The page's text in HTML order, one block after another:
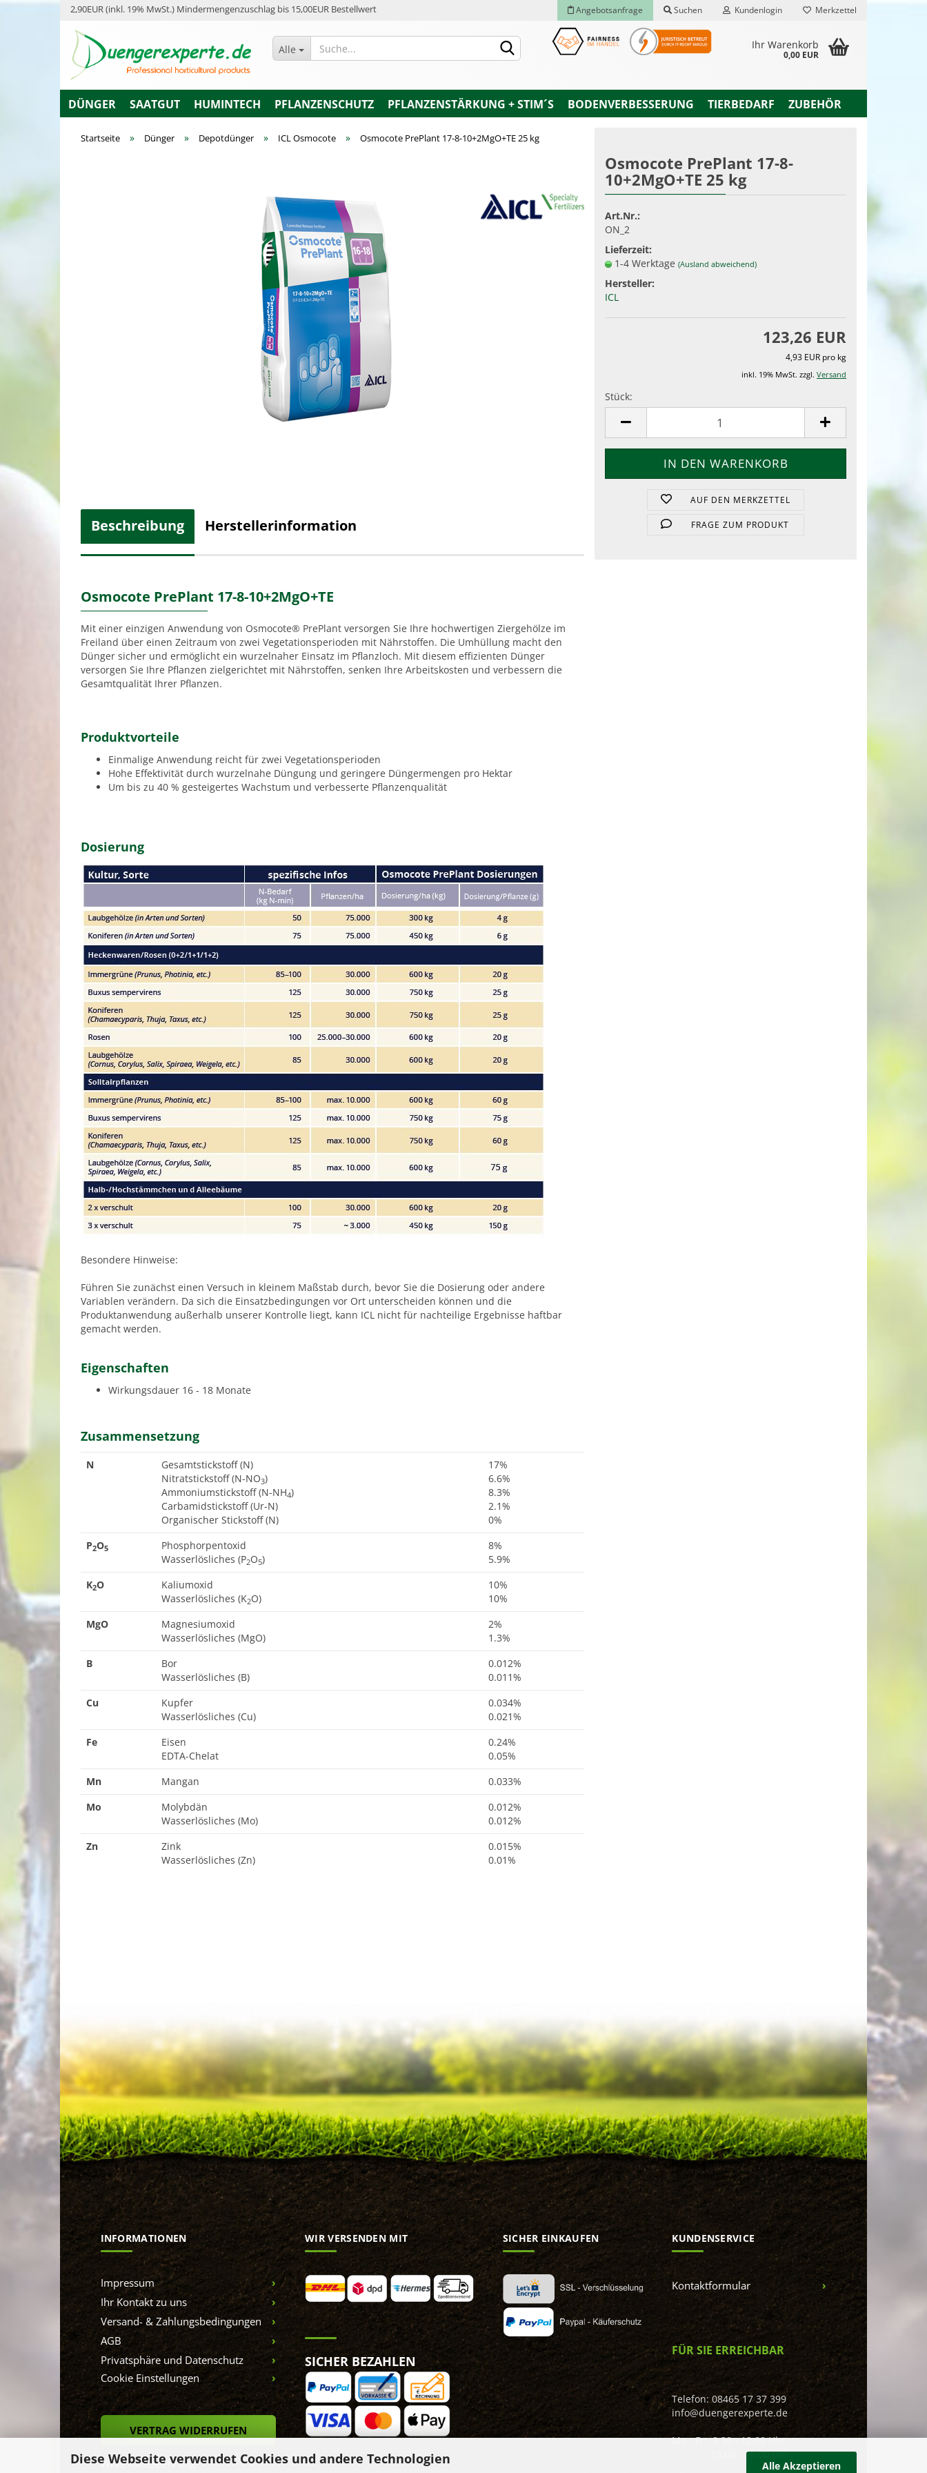
Diese Webseite verwendet Cookies und andere Technologien Alle Akzeptieren
2,90EUR (inkl. 19% MwSt.) Mindermengenzuschlag bis 15,00EUR Bestellwert Angebotsanfrage Suchen Kundenlogin
Konto erstellen
Passwort vergessen?
Merkzettel
Alle Ihr Warenkorb
0,00 EUR
DÜNGER SAATGUT HUMINTECH PFLANZENSCHUTZ PFLANZENSTÄRKUNG + STIM´S BODENVERBESSERUNG TIERBEDARF ZUBEHÖR
Startseite » Dünger » Depotdünger » ICL Osmocote » Osmocote PrePlant 17-8-10+2MgO+TE 25 kg
Osmocote PrePlant 17-8-
10+2MgO+TE 25 kg
Art.Nr.:
ON_2
Lieferzeit:
1-4 Werktage (Ausland abweichend)
Hersteller:
ICL
123,26 EUR
4,93 EUR pro kg
inkl. 19% MwSt. zzgl. Versand
Stück:
Stück
AUF DEN MERKZETTEL
FRAGE ZUM PRODUKT
Beschreibung Herstellerinformation
Osmocote PrePlant 17-8-10+2MgO+TE
Mit einer einzigen Anwendung von Osmocote® PrePlant versorgen Sie Ihre hochwertigen Ziergehölze im
Freiland über einen Zeitraum von zwei Vegetationsperioden mit Nährstoffen. Die Umhüllung macht den
Dünger sicher und ermöglicht ein wurzelnaher Einsatz im Pflanzloch. Mit diesem effizienten Dünger
versorgen Sie Ihre Pflanzen zielgerichtet mit Nährstoffen, senken Ihre Arbeitskosten und verbessern die
Gesamtqualität Ihrer Pflanzen.
Produktvorteile
Einmalige Anwendung reicht für zwei Vegetationsperioden
Hohe Effektivität durch wurzelnahe Düngung und geringere Düngermengen pro Hektar
Um bis zu 40 % gesteigertes Wachstum und verbesserte Pflanzenqualität
Dosierung
Besondere Hinweise:
Führen Sie zunächst einen Versuch in kleinem Maßstab durch, bevor Sie die Dosierung oder andere
Variablen verändern. Da sich die Einsatzbedingungen vor Ort unterscheiden können und die
Produktanwendung außerhalb unserer Kontrolle liegt, kann ICL nicht für nachteilige Ergebnisse haftbar
gemacht werden.
Eigenschaften
Wirkungsdauer 16 - 18 Monate
Zusammensetzung
N
Gesamtstickstoff (N)
Nitratstickstoff (N-NO3)
Ammoniumstickstoff (N-NH4)
Carbamidstickstoff (Ur-N)
Organischer Stickstoff (N)
17%
6.6%
8.3%
2.1%
0%
P2O5
Phosphorpentoxid
Wasserlösliches (P2O5)
8%
5.9%
K2O
Kaliumoxid
Wasserlösliches (K2O)
10%
10%
MgO
Magnesiumoxid
Wasserlösliches (MgO)
2%
1.3%
B
Bor
Wasserlösliches (B)
0.012%
0.011%
Cu
Kupfer
Wasserlösliches (Cu)
0.034%
0.021%
Fe
Eisen
EDTA-Chelat
0.24%
0.05%
Mn
Mangan
0.033%
Mo
Molybdän
Wasserlösliches (Mo)
0.012%
0.012%
Zn
Zink
Wasserlösliches (Zn)
0.015%
0.01%
INFORMATIONEN
Impressum
Ihr Kontakt zu uns
Versand- & Zahlungsbedingungen
AGB
Privatsphäre und Datenschutz
Cookie Einstellungen
VERTRAG WIDERRUFEN
Widerrufsbelehrung
WIR VERSENDEN MIT
SICHER BEZAHLEN
SICHER EINKAUFEN KUNDENSERVICE
Kontaktformular
FÜR SIE ERREICHBAR
Telefon: 08465 17 37 399
info@duengerexperte.de
Mo - Fr: 8.30 - 12.00 Uhr
13.00 - 16.00 Uhr